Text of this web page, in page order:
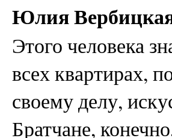
Юлия
Этого человека
всех квартирах,
своему делу,
Братчане,